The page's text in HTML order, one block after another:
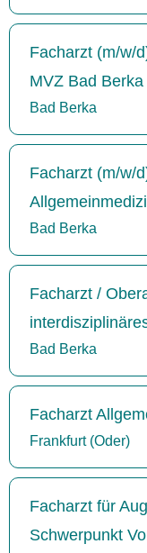
Facharzt (m/w/
MVZ Bad Berka
Bad Berka
Facharzt (m/w/
Bad Berka
Facharzt /
Bad Berka
Facharzt
Frankfurt (Oder)
Facharzt für
Schwerpunkt